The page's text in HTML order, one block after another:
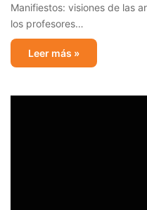
Manifiestos: visiones de las
los profesores…
Leer más »